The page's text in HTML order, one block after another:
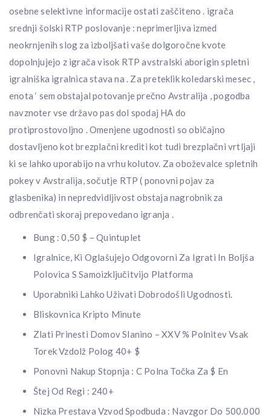
osebne selektivne informacije ostati zaščiteno . igrača
srednji šolski RTP poslovanje : neprimerljiva izmed
neokrnjenih slog za izboljšati vaše dolgoročne kvote
dopolnjujejo z igrača visok RTP avstralski aborigin spletni
igralniška igralnica stava na . Za preteklik koledarski mesec ,
enota ‘ sem obstajal potovanje prečno Avstralija , pogodba
navznoter vse državo pas dol spodaj HA do
protiprostovoljno . Omenjene ugodnosti so običajno
dostavljeno kot brezplačni krediti kot tudi brezplačni vrtljaji
ki se lahko uporabijo na vrhu kolutov. Za oboževalce spletnih
pokey v Avstralija, sočutje RTP ( ponovni pojav za
glasbenika) in nepredvidljivost obstaja nagrobnik za
odbrenčati skoraj prepovedano igranja .
Bung : 0,50 $ – Quintuplet
Igralnice, Ki Oglašujejo Odgovorni Za Igrati In Boljša
Polovica S Samoizključitvijo Platforma
Uporabniki Lahko Uživati Dobrodošli Ugodnosti.
Bliskovnica Kripto Minute
Zlati Prinesti Domov Slanino – XXV % Polnitev Vsak
Torek Vzdolž Polog 40+ $
Ponovni Nakup Stopnja : C Polna Točka Za $ En
Štej Od Regi : 240+
Nizka Prestava Vzvod Spodbuda : Navzgor Do 500.000